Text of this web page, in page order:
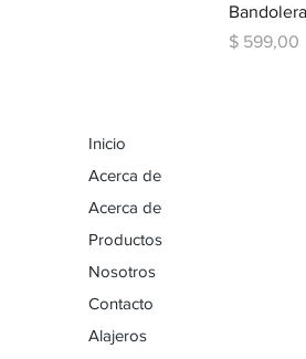
Precio
$ 599,00
Inicio
Acerca de
Acerca de
Productos
Nosotros
Contacto
Alajeros